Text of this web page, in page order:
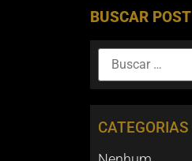
BUSCAR POST
CATEGORIAS